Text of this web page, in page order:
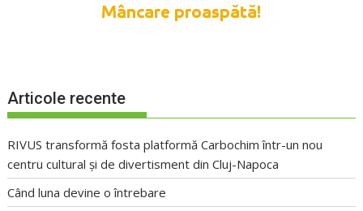
Articole recente
RIVUS transformă fosta platformă Carbochim într-un nou
centru cultural și de divertisment din Cluj-Napoca
Când luna devine o întrebare